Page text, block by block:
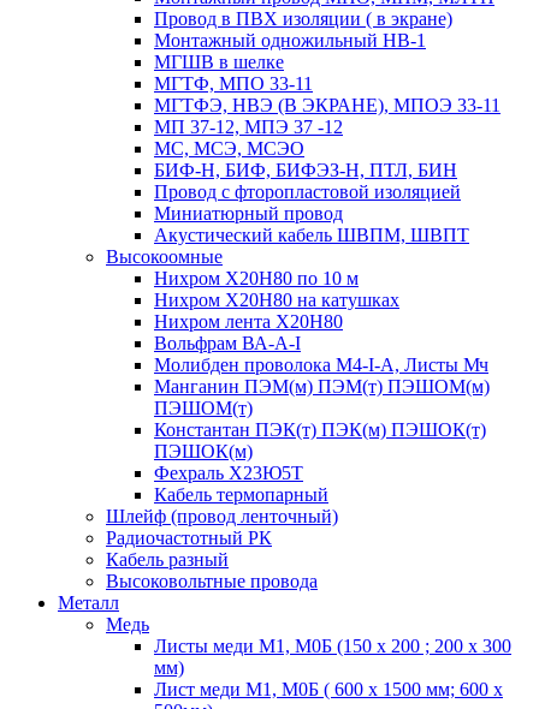
Провод в ПВХ изоляции ( в экране)
Монтажный одножильный HB-1
МГШВ в шелке
МГТФ, МПО 33-11
МГТФЭ, НВЭ (В ЭКРАНЕ), МПОЭ 33-11
МП 37-12, МПЭ 37 -12
МС, МСЭ, МСЭО
БИФ-Н, БИФ, БИФЭЗ-Н, ПТЛ, БИН
Провод с фторопластовой изоляцией
Миниатюрный провод
Акустический кабель ШВПМ, ШВПТ
Высокоомные
Нихром Х20Н80 по 10 м
Нихром Х20Н80 на катушках
Нихром лента Х20Н80
Вольфрам ВА-А-I
Молибден проволока М4-I-А, Листы Мч
Манганин ПЭМ(м) ПЭМ(т) ПЭШОМ(м)
ПЭШОМ(т)
Константан ПЭК(т) ПЭК(м) ПЭШОК(т)
ПЭШОК(м)
Фехраль Х23Ю5Т
Кабель термопарный
Шлейф (провод ленточный)
Радиочастотный РК
Кабель разный
Высоковольтные провода
Металл
Медь
Листы меди М1, М0Б (150 х 200 ; 200 х 300
мм)
Лист меди М1, М0Б ( 600 х 1500 мм; 600 х